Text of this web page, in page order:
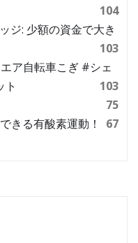
104
ジ: 少額の資金で大き
103
ア自転車こぎ #シェ
ト
103
75
きる有酸素運動！
67